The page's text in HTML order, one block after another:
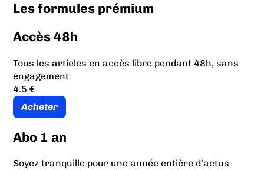
Les formules prémium
Accès 48h
Tous les articles en accès libre pendant 48h, sans
engagement
4.5 €
Acheter
Abo 1 an
Soyez tranquille pour une année entière d’actus